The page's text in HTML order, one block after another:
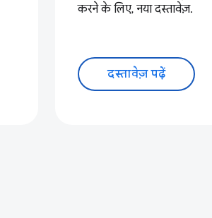
करने के लिए, नया दस्तावेज़.
दस्तावेज़ पढ़ें